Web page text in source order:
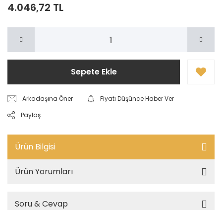
4.046,72 TL
Sepete Ekle
Arkadaşına Öner
Fiyatı Düşünce Haber Ver
Paylaş
Ürün Bilgisi
Ürün Yorumları
Soru & Cevap